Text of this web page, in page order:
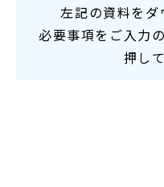
左記の資料をダ
必要事項をご入力
押し